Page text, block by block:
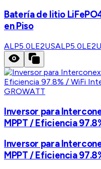
Batería de litio
en Piso
ALP5.0LE2US
GROWATT
Inversor para
MPPT / Eficiencia
Inversor para
MPPT / Eficiencia